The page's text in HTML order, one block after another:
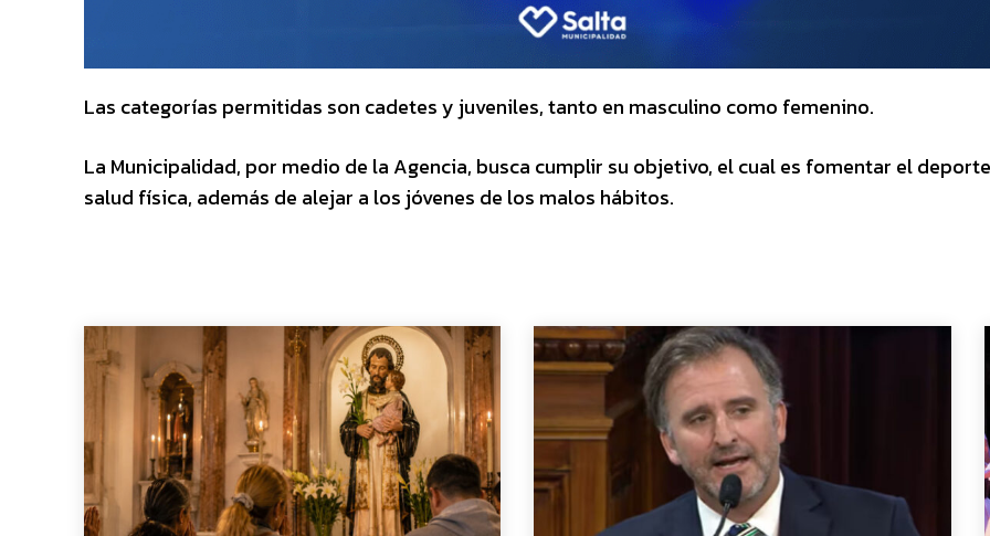
Las categorías permitidas son cadetes y juveniles, tanto en masculino como femenino.
La Municipalidad, por medio de la Agencia, busca cumplir su objetivo, el cual es fomentar el
salud física, además de alejar a los jóvenes de los malos hábitos.